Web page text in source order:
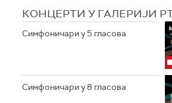
КОНЦЕРТИ У ГАЛЕРИЈИ
Симфоничари у 5 гласова
Симфоничари у 8 гласова